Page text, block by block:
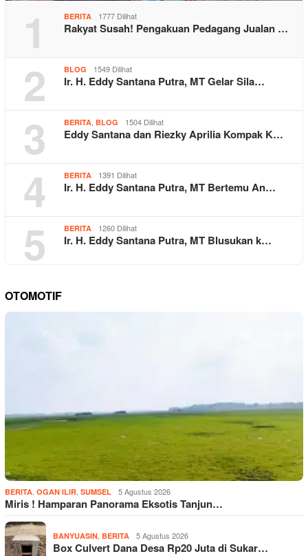
1 BERITA 1777 Dilihat
Rakyat Susah! Pengakuan Pedagang Jualan …
2 BLOG 1549 Dilihat
Ir. H. Eddy Santana Putra, MT Gelar Sila…
3 BERITA BLOG 1504 Dilihat
Eddy Santana dan Riezky Aprilia Kompak K…
4 BERITA 1391 Dilihat
Ir. H. Eddy Santana Putra, MT Bertemu An…
5 BERITA 1260 Dilihat
Ir. H. Eddy Santana Putra, MT Blusukan k…
OTOMOTIF
BERITA OGAN ILIR SUMSEL 5 Agustus 2026
Miris ! Hamparan Panorama Eksotis Tanjun…
BANYUASIN BERITA 5 Agustus 2026
Box Culvert Dana Desa Rp20 Juta di Sukar…